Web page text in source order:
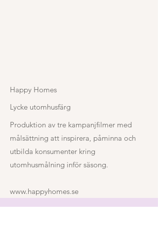
Happy Homes
Lycke utomhusfärg
Produktion av tre kampanjfilmer med
målsättning att inspirera, påminna och
utbilda konsumenter kring
utomhusmålning inför säsong.
www.happyhomes.se